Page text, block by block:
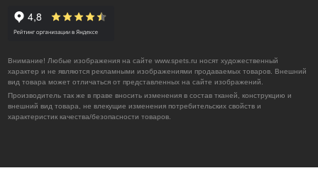
Внимание! Любые изображения на сайте www.spets.ru носят художественный
характер и не являются рекламными изображениями продаваемых товаров. Внешний
вид товара может отличаться от представленных на сайте изображений.
Производитель так же в праве вносить изменения в состав тканей, конструкцию и
внешний вид товара, не влекущие изменения потребительских свойств и
характеристик качества/безопасности товаров.